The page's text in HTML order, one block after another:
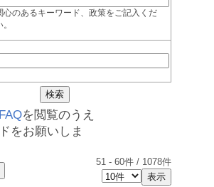
のあるキーワード、政策をご記入くだ
FAQを閲覧のうえ
をお願いしま
51 - 60件 / 1078件